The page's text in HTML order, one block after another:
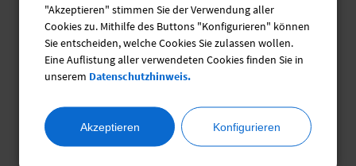
Hausanschrift:
Hauptstraße 82
Telefon: 08141 - 34 87 22
E-Mail:
info@buergerstiftung-lkr-ffb.de
"Akzeptieren" stimmen Sie der Verwendung aller
Cookies zu. Mithilfe des Buttons "Konfigurieren" können
Sie entscheiden, welche Cookies Sie zulassen wollen.
Eine Auflistung aller verwendeten Cookies finden Sie in
unserem Datenschutzhinweis.
Akzeptieren Konfigurieren